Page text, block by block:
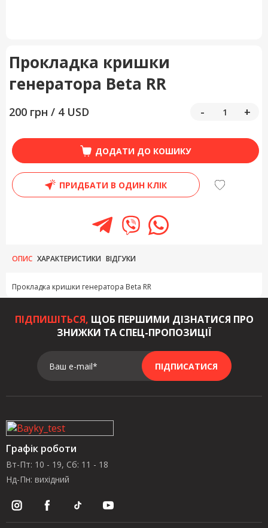
Прокладка кришки
генератора Beta RR
200 грн / 4 USD - +
ДОДАТИ ДО КОШИКУ
ПРИДБАТИ В ОДИН КЛІК
ОПИС ХАРАКТЕРИСТИКИ ВІДГУКИ
Прокладка кришки генератора Beta RR
ПІДПИШІТЬСЯ, ЩОБ ПЕРШИМИ ДІЗНАТИСЯ ПРО
ЗНИЖКИ ТА СПЕЦ-ПРОПОЗИЦІЇ
Ваш e-mail* ПІДПИСАТИСЯ
Графік роботи
Вт-Пт: 10 - 19, Сб: 11 - 18
Нд-Пн: вихідний